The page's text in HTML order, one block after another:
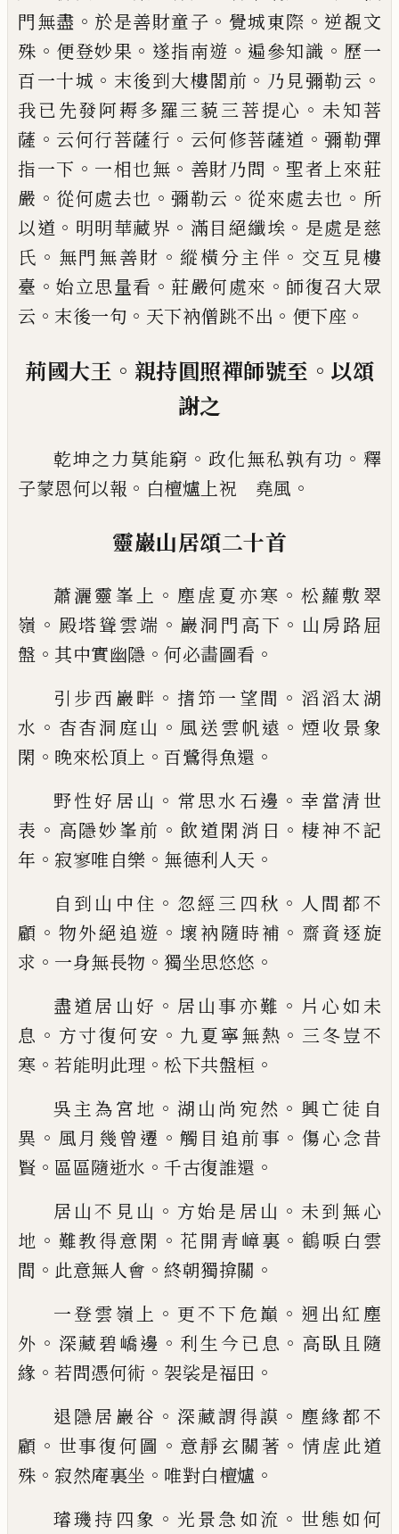
門無盡 。 於是善財童子 。 覺城東際 。 逆覩文
殊 。 便登妙果 。 遂指南遊 。 遍參知識 。 歷一
百一十城 。 末後到大樓閣前 。 乃見彌勒云 。
我已先發阿耨多羅三藐三菩提心 。 未知菩
薩 。 云何行菩薩行 。 云何修菩薩道 。彌勒彈
指一下 。 一相也無 。 善財乃問 。聖者上來莊
嚴 。 從何處去也 。彌勒云 。 從來處去也 。 所
以道 。 明明華藏界 。 滿目絕纖埃 。 是處是慈
氏 。 無門無善財 。 縱橫分主伴 。 交互見樓
臺 。始立思量看 。 莊嚴何處來 。 師復召大眾
云 。 末後一句 。 天下衲僧跳不出 。 便下座 。
荊國大王 。 親持圓照禪師號至 。 以頌
謝之
乾坤之力莫能窮 。 政化無私孰有功 。 釋
子蒙恩何以報 。 白檀爐上祝 堯風 。
靈巖山居頌二十首
蕭灑靈峯上 。 塵虗夏亦寒 。松蘿敷翠
嶺 。 殿塔聳雲端 。 巖洞門高下 。 山房路屈
盤 。 其中實幽隱 。 何必畵圖看 。
引步西巖畔 。 搘笻一望間 。 滔滔太湖
水 。 杳杳洞庭山 。 風送雲帆遠 。煙收景象
閑 。 晚來松頂上 。 百鷺得魚還 。
野性好居山 。 常思水石邊 。幸當清世
表 。 高隱妙峯前 。飲道閑消日 。棲神不記
年 。 寂寥唯自樂 。 無德利人天 。
自到山中住 。 忽經三四秋 。 人間都不
顧 。 物外絕追遊 。 壞衲隨時補 。 齋資逐旋
求 。 一身無長物 。 獨坐思悠悠 。
盡道居山好 。 居山事亦難 。 片心如未
息 。 方寸復何安 。 九夏寧無熱 。 三冬豈不
寒 。 若能明此理 。 松下共盤桓 。
吳主為宮地 。湖山尚宛然 。興亡徒自
異 。 風月幾曾遷 。觸目追前事 。傷心念昔
賢 。 區區隨逝水 。 千古復誰還 。
居山不見山 。 方始是居山 。 未到無心
地 。 難教得意閑 。 花開青嶂裏 。鶴唳白雲
間 。 此意無人會 。 終朝獨揜關 。
一登雲嶺上 。 更不下危巔 。 迥出紅塵
外 。 深藏碧嶠邊 。利生今 已息 。 高臥且隨
緣 。 若問憑何術 。 袈裟是福田 。
退隱居巖谷 。 深藏謂得謨 。 塵緣都不
顧 。 世事復何圖 。 意靜玄關著 。 情虗此道
殊 。 寂然庵裏坐 。 唯對白檀爐 。
璿璣持四象 。 光景急如流 。 世態如何